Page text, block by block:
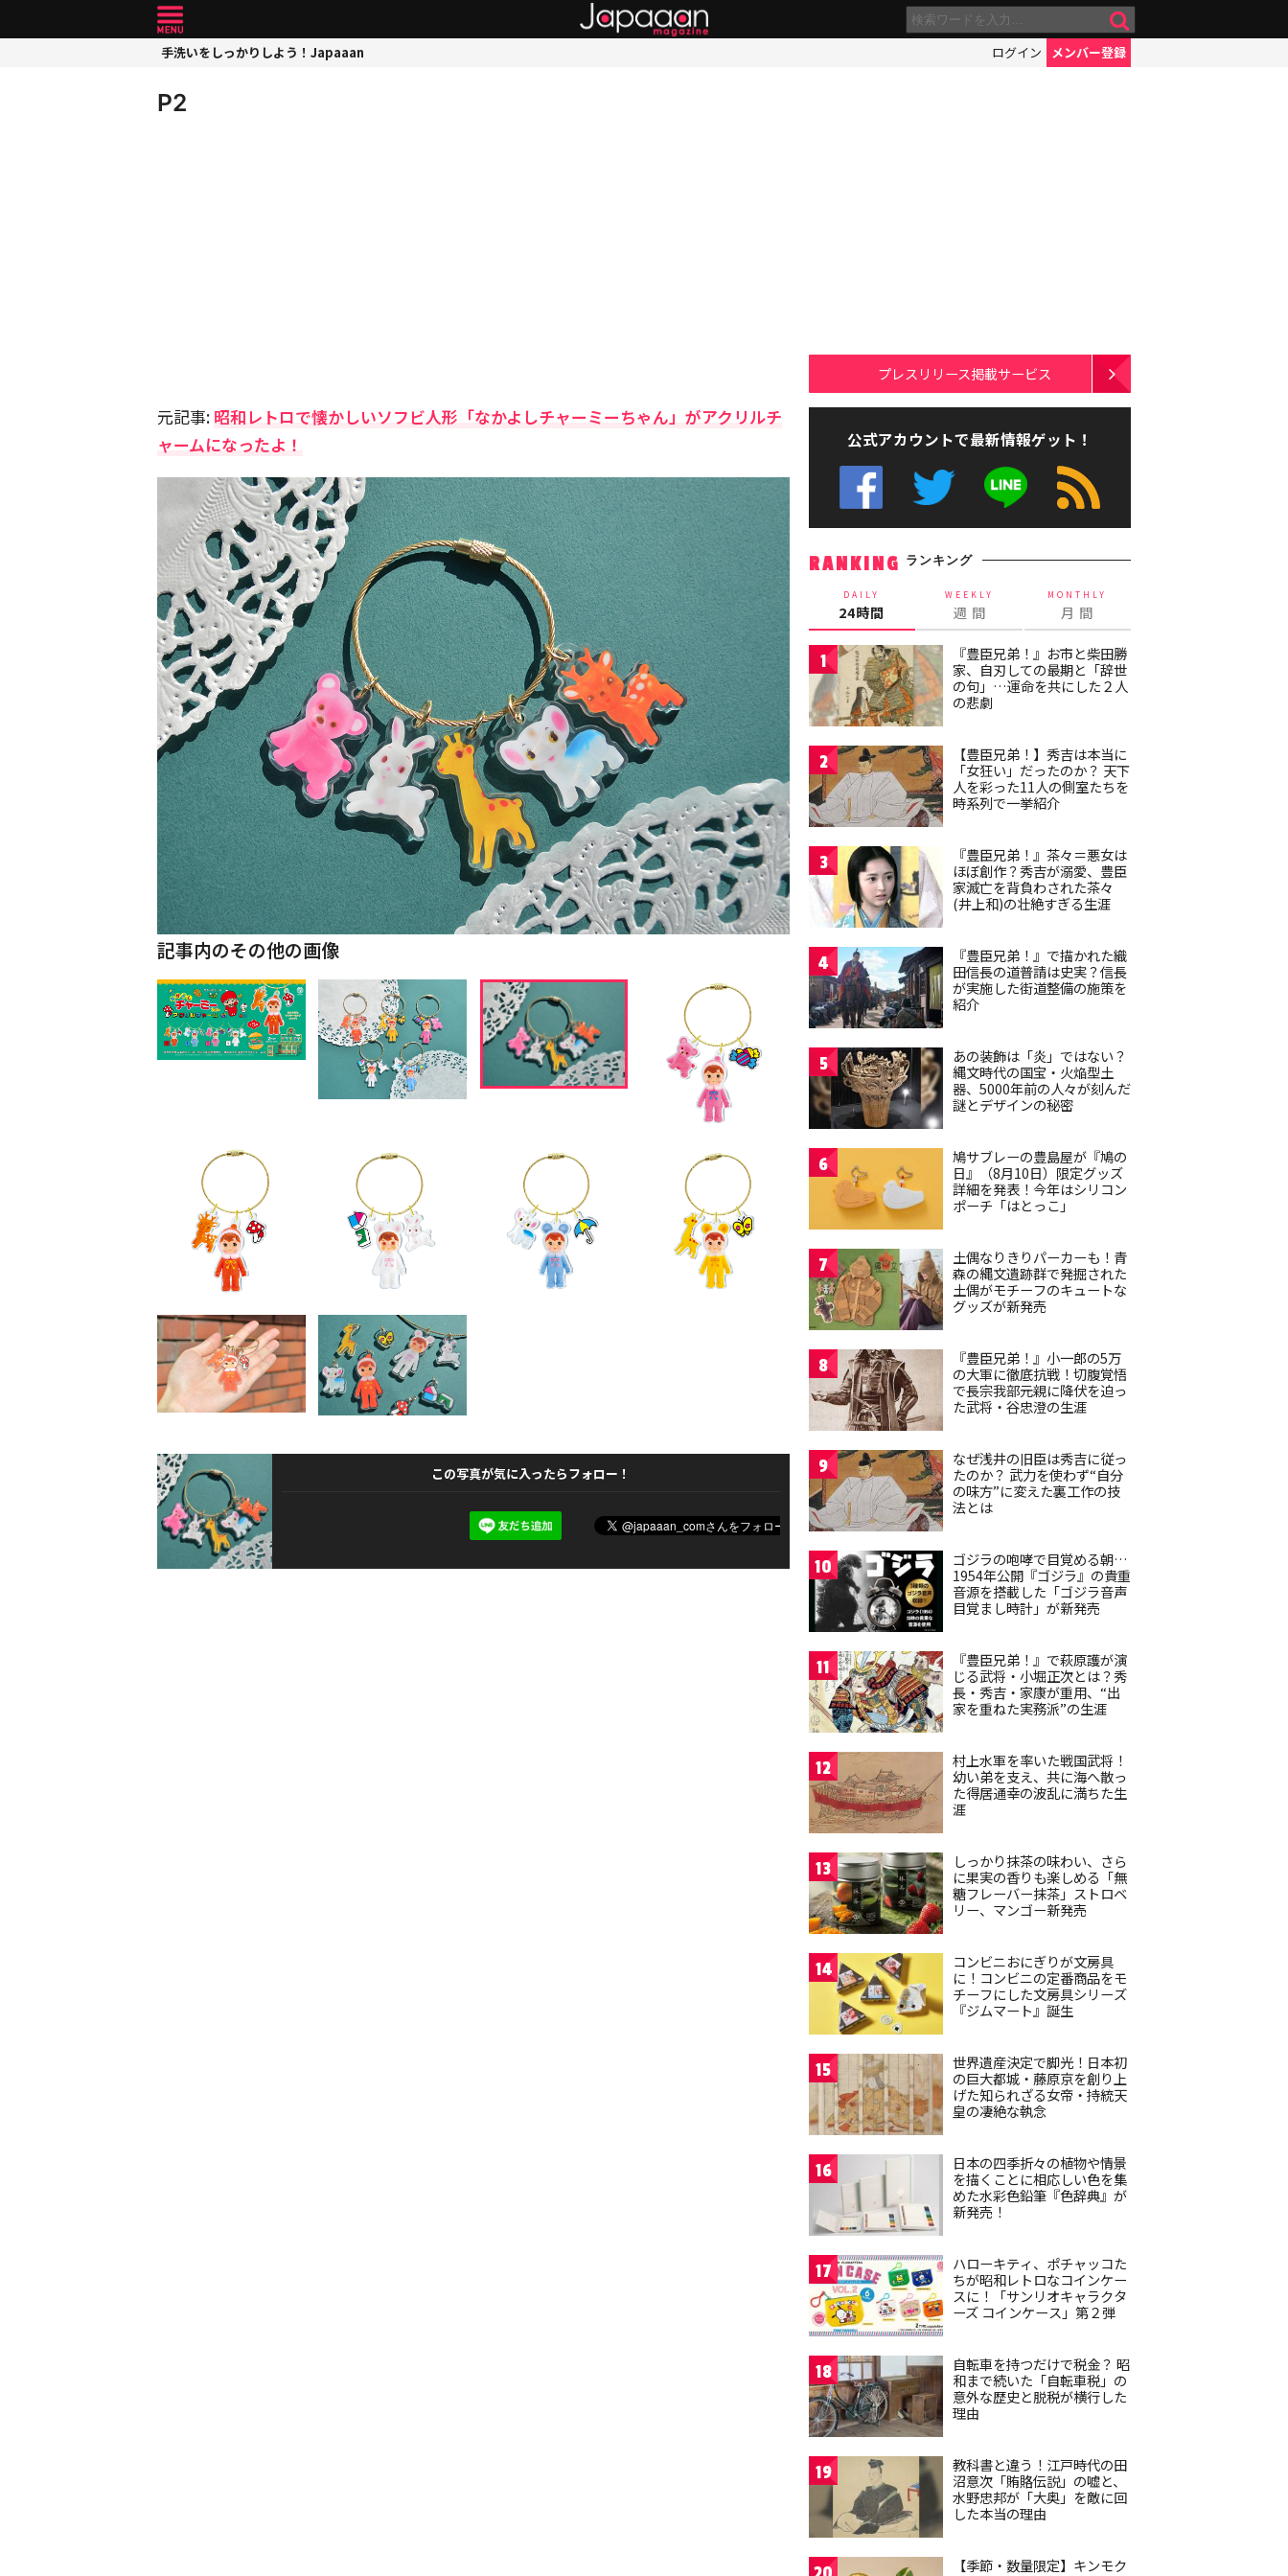
手洗いをしっかりしよう！Japaaan ログイン メンバー登録
P2
元記事: 昭和レトロで懐かしいソフビ人形「なかよしチャーミーちゃん」がアクリルチ
ャームになったよ！
記事内のその他の画像
この写真が気に入ったらフォロー！
プレスリリース掲載サービス
公式アカウントで最新情報ゲット！
RANKING ランキング
DAILY
24時間
WEEKLY
週 間
MONTHLY
月 間
1
『豊臣兄弟！』お市と柴田勝
家、自刃しての最期と「辞世
の句」…運命を共にした２人
の悲劇
2
【豊臣兄弟！】秀吉は本当に
「女狂い」だったのか？ 天下
人を彩った11人の側室たちを
時系列で一挙紹介
3
『豊臣兄弟！』茶々＝悪女は
ほぼ創作？秀吉が溺愛、豊臣
家滅亡を背負わされた茶々
(井上和)の壮絶すぎる生涯
4
『豊臣兄弟！』で描かれた織
田信長の道普請は史実？信長
が実施した街道整備の施策を
紹介
5
あの装飾は「炎」ではない？
縄文時代の国宝・火焔型土
器、5000年前の人々が刻んだ
謎とデザインの秘密
6
鳩サブレーの豊島屋が『鳩の
日』（8月10日）限定グッズ
詳細を発表！今年はシリコン
ポーチ「はとっこ」
7
土偶なりきりパーカーも！青
森の縄文遺跡群で発掘された
土偶がモチーフのキュートな
グッズが新発売
8
『豊臣兄弟！』小一郎の5万
の大軍に徹底抗戦！切腹覚悟
で長宗我部元親に降伏を迫っ
た武将・谷忠澄の生涯
9
なぜ浅井の旧臣は秀吉に従っ
たのか？ 武力を使わず“自分
の味方”に変えた裏工作の技
法とは
10
ゴジラの咆哮で目覚める朝…
1954年公開『ゴジラ』の貴重
音源を搭載した「ゴジラ音声
目覚まし時計」が新発売
11
『豊臣兄弟！』で萩原護が演
じる武将・小堀正次とは？秀
長・秀吉・家康が重用、“出
家を重ねた実務派”の生涯
12
村上水軍を率いた戦国武将！
幼い弟を支え、共に海へ散っ
た得居通幸の波乱に満ちた生
涯
13
しっかり抹茶の味わい、さら
に果実の香りも楽しめる「無
糖フレーバー抹茶」ストロベ
リー、マンゴー新発売
14
コンビニおにぎりが文房具
に！コンビニの定番商品をモ
チーフにした文房具シリーズ
『ジムマート』誕生
15
世界遺産決定で脚光！日本初
の巨大都城・藤原京を創り上
げた知られざる女帝・持統天
皇の凄絶な執念
16
日本の四季折々の植物や情景
を描くことに相応しい色を集
めた水彩色鉛筆『色辞典』が
新発売！
17
ハローキティ、ポチャッコた
ちが昭和レトロなコインケー
スに！「サンリオキャラクタ
ーズ コインケース」第２弾
18
自転車を持つだけで税金？ 昭
和まで続いた「自転車税」の
意外な歴史と脱税が横行した
理由
19
教科書と違う！江戸時代の田
沼意次「賄賂伝説」の嘘と、
水野忠邦が「大奥」を敵に回
した本当の理由
【季節・数量限定】キンモク